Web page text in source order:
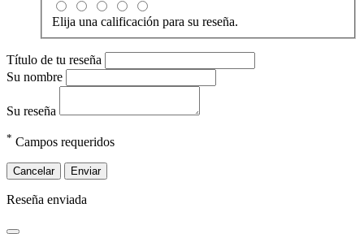
Elija una calificación para su reseña.
Título de tu reseña
Su nombre
Su reseña
* Campos requeridos
Cancelar Enviar
Reseña enviada